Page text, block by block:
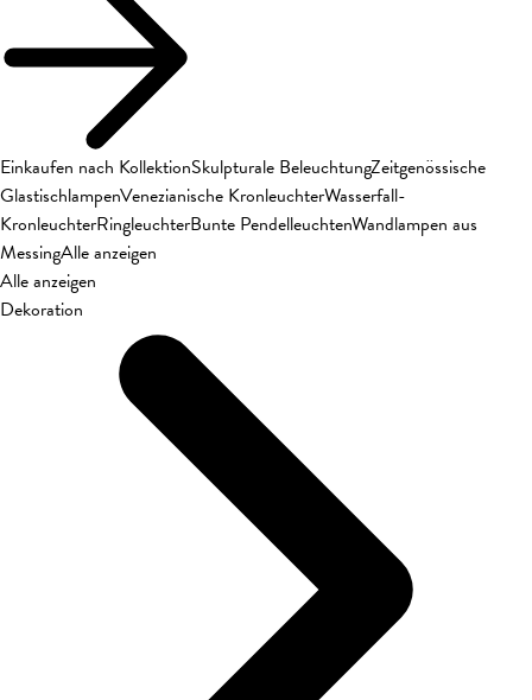
Einkaufen nach KollektionSkulpturale BeleuchtungZeitgenössische
GlastischlampenVenezianische KronleuchterWasserfall-
KronleuchterRingleuchterBunte PendelleuchtenWandlampen aus
MessingAlle anzeigen
Alle anzeigen
Dekoration